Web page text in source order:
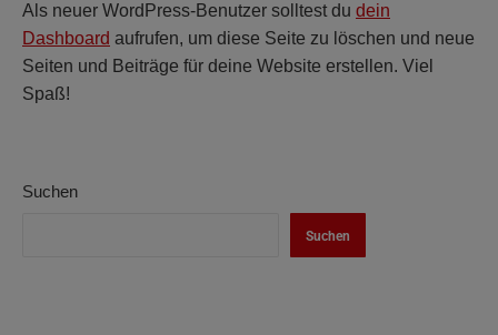
Als neuer WordPress-Benutzer solltest du dein
Dashboard aufrufen, um diese Seite zu löschen und neue
Seiten und Beiträge für deine Website erstellen. Viel
Spaß!
Suchen
Suchen